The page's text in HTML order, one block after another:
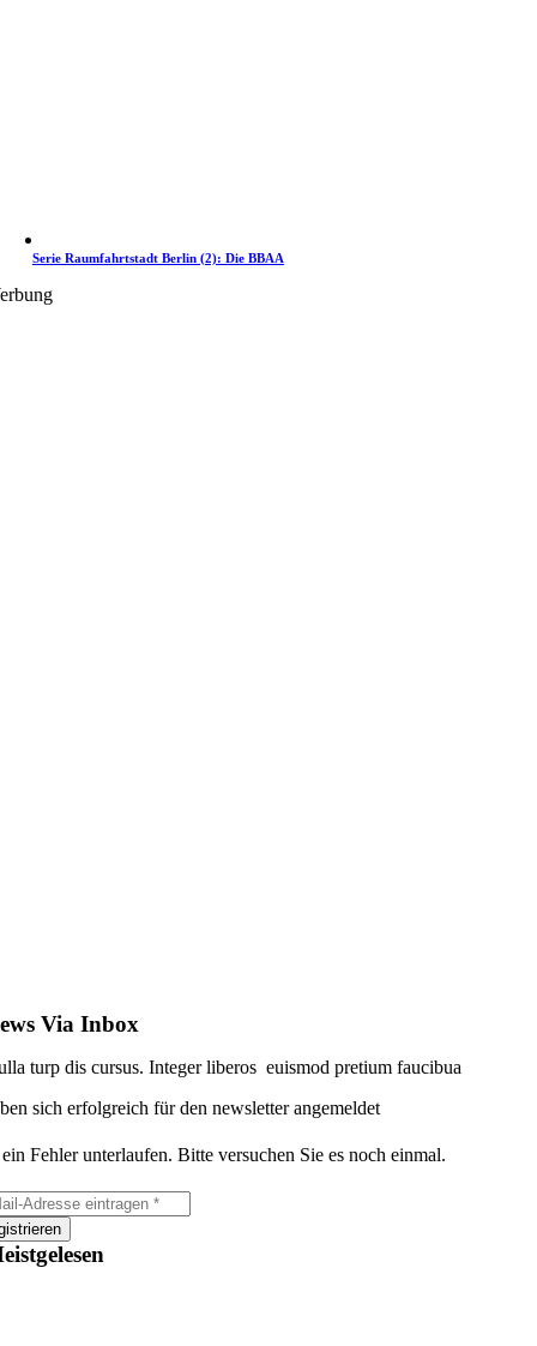
Serie Raumfahrtstadt Berlin (2): Die BBAA
Via Inbox
turp dis cursus. Integer liberos euismod pretium faucibua
sich erfolgreich für den newsletter angemeldet
Fehler unterlaufen. Bitte versuchen Sie es noch einmal.